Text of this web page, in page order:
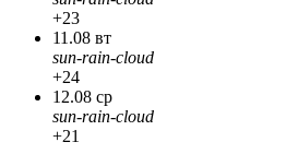
+23
11.08 вт
sun-rain-cloud
+24
12.08 ср
sun-rain-cloud
+21